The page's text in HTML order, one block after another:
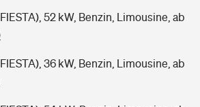
52 kW, Benzin, Limousine, ab
36 kW, Benzin, Limousine, ab